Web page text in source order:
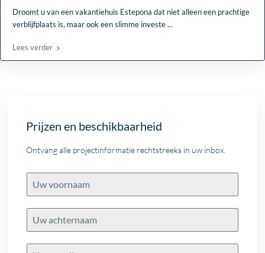
Droomt u van een vakantiehuis Estepona dat niet alleen een prachtige
verblijfplaats is, maar ook een slimme investe...
Lees verder
Prijzen en beschikbaarheid
Ontvang alle projectinformatie rechtstreeks in uw inbox.